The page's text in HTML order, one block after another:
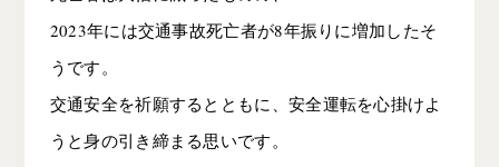
2023年には交通事故死亡者が8年振りに増加したそ
うです。
交通安全を祈願するとともに、安全運転を心掛けよ
うと身の引き締まる思いです。